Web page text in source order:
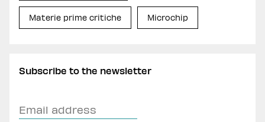
Materie prime critiche Microchip
Subscribe to the newsletter